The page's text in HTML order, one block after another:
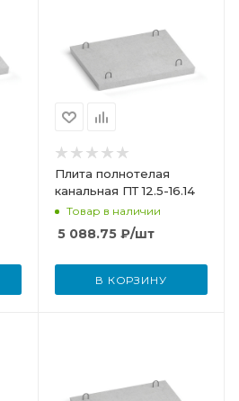
Плита полнотелая
канальная ПТ 12.5-16.14
Товар в наличии
5 088.75₽/шт
В КОРЗИНУ